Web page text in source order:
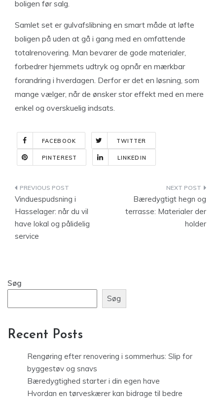
boligen før salg.
Samlet set er gulvafslibning en smart måde at løfte
boligen på uden at gå i gang med en omfattende
totalrenovering. Man bevarer de gode materialer,
forbedrer hjemmets udtryk og opnår en mærkbar
forandring i hverdagen. Derfor er det en løsning, som
mange vælger, når de ønsker stor effekt med en mere
enkel og overskuelig indsats.
FACEBOOK TWITTER
PINTEREST LINKEDIN
Indlægsnavigation
Vinduespudsning i
Hasselager: når du vil
have lokal og pålidelig
service
Bæredygtigt hegn og
terrasse: Materialer der
holder
Søg
Søg
Recent Posts
Rengøring efter renovering i sommerhus: Slip for
byggestøv og snavs
Bæredygtighed starter i din egen have
Hvordan en tørveskærer kan bidrage til bedre